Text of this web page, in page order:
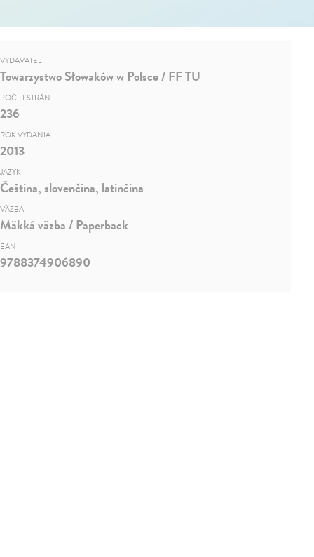
VYDAVATEĽ
Towarzystwo Słowaków w Polsce / FF TU
POČET STRÁN
236
ROK VYDANIA
2013
JAZYK
Čeština, slovenčina, latinčina
VÄZBA
Mäkká väzba / Paperback
EAN
9788374906890